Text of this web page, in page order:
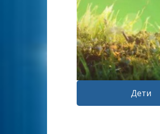
Дети